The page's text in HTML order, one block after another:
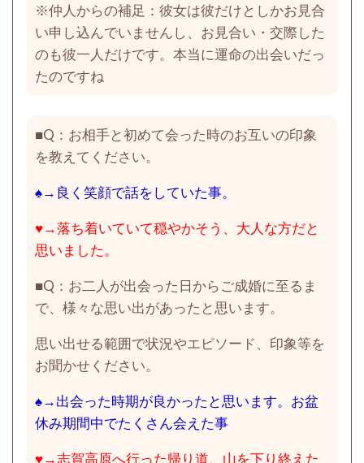
※仲人からの補足：彼女は彼だけとしかお見合
い申し込んでいませんし、お見合い・交際した
のも彼一人だけです。本当に運命の出会いだっ
たのですね
■Q：お相手と初めて会った時のお互いの印象
を教えてください。
♠→良く笑顔で話をしていた事。
♥→落ち着いていて穏やかそう、大人な方だと
思いました。
■Q：お二人が出会った日からご成婚に至るま
で、様々な思い出があったと思います。
思い出せる範囲で状況やエピソード、印象等を
お聞かせください。
♠→出会った時期が良かったと思います。お盆
休み期間中でたくさん会えた事
♥→志賀高原へ行った帰り道、山を下り終えた